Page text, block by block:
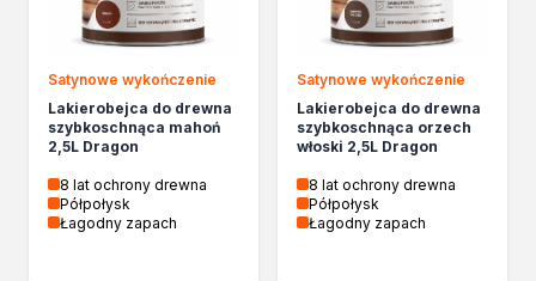
Satynowe wykończenie
Lakierobejca do drewna
szybkoschnąca mahoń
2,5L Dragon
8 lat ochrony drewna
Półpołysk
Łagodny zapach
Satynowe wykończenie
Lakierobejca do drewna
szybkoschnąca orzech
włoski 2,5L Dragon
8 lat ochrony drewna
Półpołysk
Łagodny zapach